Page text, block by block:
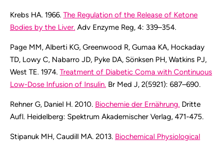
Krebs HA. 1966. The Regulation of the Release of Ketone
Bodies by the Liver. Adv Enzyme Reg, 4: 339–354.
Page MM, Alberti KG, Greenwood R, Gumaa KA, Hockaday
TD, Lowy C, Nabarro JD, Pyke DA, Sönksen PH, Watkins PJ,
West TE. 1974. Treatment of Diabetic Coma with Continuous
Low-Dose Infusion of Insulin. Br Med J, 2(5921): 687–690.
Rehner G, Daniel H. 2010. Biochemie der Ernährung. Dritte
Aufl. Heidelberg: Spektrum Akademischer Verlag, 471-475.
Stipanuk MH, Caudill MA. 2013. Biochemical Physiological